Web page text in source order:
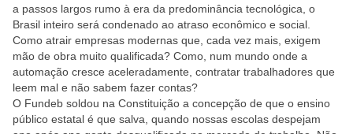
a passos largos rumo à era da predominância tecnológica, o
Brasil inteiro será condenado ao atraso econômico e social.
Como atrair empresas modernas que, cada vez mais, exigem
mão de obra muito qualificada? Como, num mundo onde a
automação cresce aceleradamente, contratar trabalhadores que
leem mal e não sabem fazer contas?
O Fundeb soldou na Constituição a concepção de que o ensino
público estatal é que salva, quando nossas escolas despejam